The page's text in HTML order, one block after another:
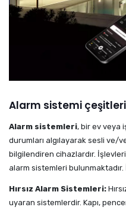
Alarm sistemi
Alarm sistemleri, bir ev veya
durumları algılayarak sesli ve/
bilgilendiren cihazlardır.
alarm sistemleri
Hırsız Alarm Sistemleri:
uyaran sistemlerdir. Kapı,